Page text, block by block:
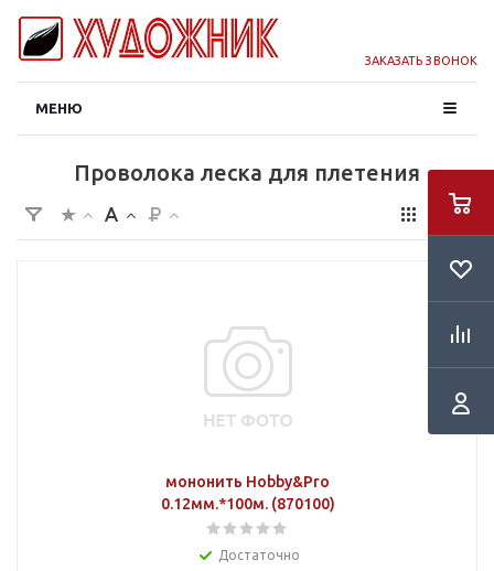
ЗАКАЗАТЬ ЗВОНОК
МЕНЮ
Проволока леска для плетения
мононить Hobby&Pro
0.12мм.*100м. (870100)
Достаточно